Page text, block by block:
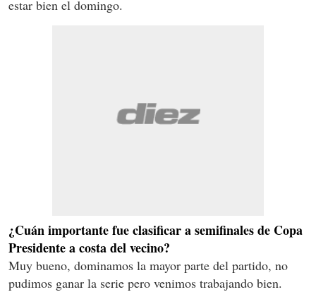
estar bien el domingo.
¿Cuán importante fue clasificar a semifinales de Copa
Presidente a costa del vecino?
Muy bueno, dominamos la mayor parte del partido, no
pudimos ganar la serie pero venimos trabajando bien.